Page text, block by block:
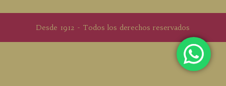
Desde 1912 - Todos los derechos reservados